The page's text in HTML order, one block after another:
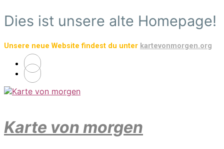
Zum
Hauptinhalt
Dies ist unsere alte Homepage!
Unsere neue Website findest du unter kartevonmorgen.org
Karte von morgen